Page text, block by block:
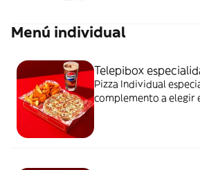
Menú individual
Telepibox
Pizza Individual
complemento a elegir